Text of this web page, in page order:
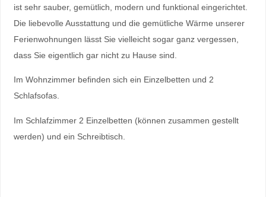
ist sehr sauber, gemütlich, modern und funktional eingerichtet.
Die liebevolle Ausstattung und die gemütliche Wärme unserer
Ferienwohnungen lässt Sie vielleicht sogar ganz vergessen,
dass Sie eigentlich gar nicht zu Hause sind.
Im Wohnzimmer befinden sich ein Einzelbetten und 2
Schlafsofas.
Im Schlafzimmer 2 Einzelbetten (können zusammen gestellt
werden) und ein Schreibtisch.